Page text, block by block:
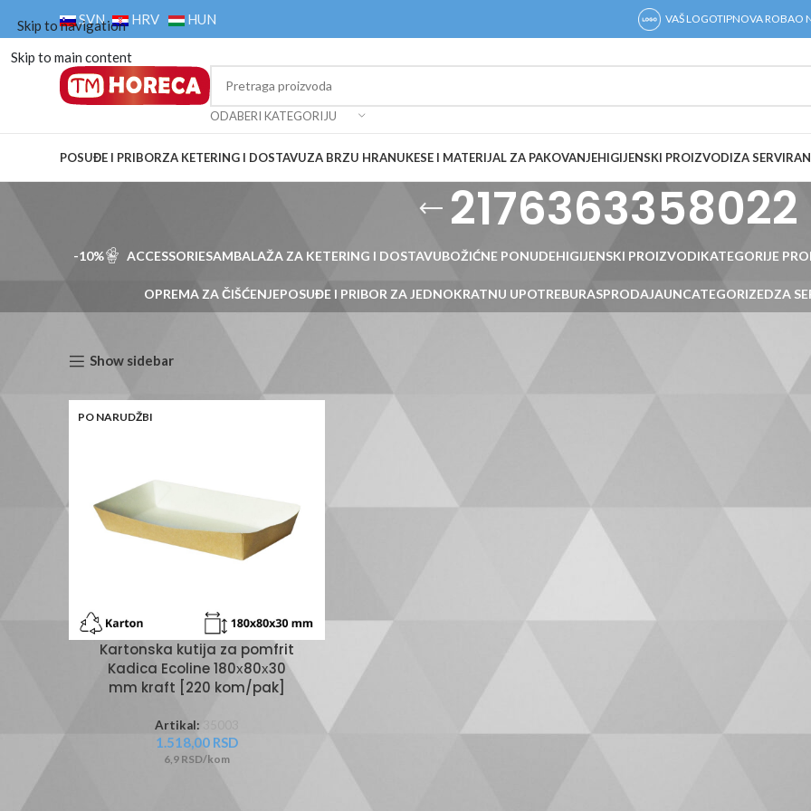
Skip to navigation
Skip to main content
SVN HRV HUN VAŠ LOGOTIPNOVA ROBAO
ODABERI KATEGORIJU
POSUĐE I PRIBORZA KETERING I DOSTAVUZA BRZU HRANUKESE I MATERIJAL ZA PAKOVANJEHIGIJENSKI PROIZVODIZA
2176363358022
-10% ACCESSORIESAMBALAŽA ZA KETERING I DOSTAVUBOŽIĆNE PONUDEHIGIJENSKI PROIZVODIKATEGORIJE
OPREMA ZA ČIŠĆENJEPOSUĐE I PRIBOR ZA JEDNOKRATNU UPOTREBURASPRODAJAUNCATEGORIZEDZA
Proizvodi označeni “2176363358022”
Show sidebar
PO NARUDŽBI
Kartonska kutija za pomfrit
Kadica Ecoline 180х80х30
mm kraft [220 kom/pak]
Artikal:
1.518,00 RSD
6,9 RSD/kom